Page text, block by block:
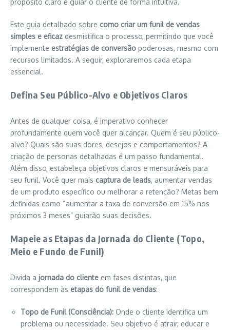
Este guia detalhado sobre como criar um funil de vendas
simples e eficaz desmistifica o processo, permitindo que você
implemente estratégias de conversão poderosas, mesmo com
recursos limitados. A seguir, exploraremos cada etapa
essencial.
Defina Seu Público-Alvo e Objetivos Claros
Antes de qualquer coisa, é imperativo conhecer
profundamente quem você quer alcançar. Quem é seu público-
alvo? Quais são suas dores, desejos e comportamentos? A
criação de personas detalhadas é um passo fundamental.
Além disso, estabeleça objetivos claros e mensuráveis para
seu funil. Você quer mais captura de leads, aumentar vendas
de um produto específico ou melhorar a retenção? Metas bem
definidas como “aumentar a taxa de conversão em 15% nos
próximos 3 meses” guiarão suas decisões.
Mapeie as Etapas da Jornada do Cliente (Topo,
Meio e Fundo de Funil)
Divida a jornada do cliente em fases distintas, que
correspondem às etapas do funil de vendas:
Topo de Funil (Consciência): Onde o cliente identifica um
problema ou necessidade. Seu objetivo é atrair, educar e